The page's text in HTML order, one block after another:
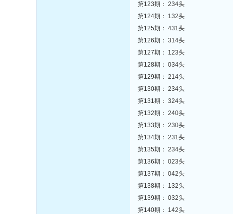
第123期： 234头
第124期： 132头
第125期： 431头
第126期： 314头
第127期： 123头
第128期： 034头
第129期： 214头
第130期： 234头
第131期： 324头
第132期： 240头
第133期： 230头
第134期： 231头
第135期： 234头
第136期： 023头
第137期： 042头
第138期： 132头
第139期： 032头
第140期： 142头